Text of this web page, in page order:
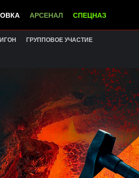
АРСЕНАЛ СПЕЦНАЗ
ГРУППОВОЕ УЧАСТИЕ